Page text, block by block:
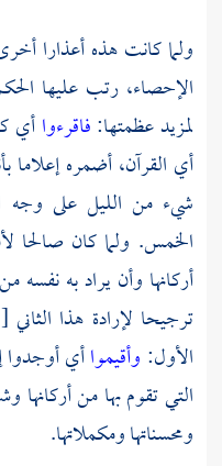
ولما كانت هذه أعذارا
الإحصاء، رتب عليها
لمزيد عظمتها:فاقرءواأي
أي القرآن، أضمره إعلاما
شيء من الليل على وجه
الخمس. ولما كان صالحا
أركانها وأن يراد به
ترجيحا لإرادة هذا الثاني [
الأول: وأقيمواأي أوجدوا
التي تقوم بها من أركانها
ومحسناتها ومكملاتها.